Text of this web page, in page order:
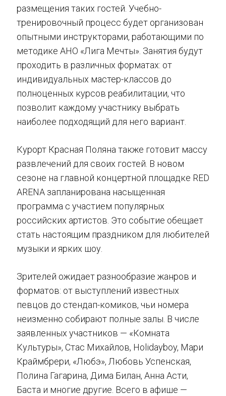
размещения таких гостей. Учебно-
тренировочный процесс будет организован
опытными инструкторами, работающими по
методике АНО «Лига Мечты». Занятия будут
проходить в различных форматах: от
индивидуальных мастер-классов до
полноценных курсов реабилитации, что
позволит каждому участнику выбрать
наиболее подходящий для него вариант.
Курорт Красная Поляна также готовит массу
развлечений для своих гостей. В новом
сезоне на главной концертной площадке RED
ARENA запланирована насыщенная
программа с участием популярных
российских артистов. Это событие обещает
стать настоящим праздником для любителей
музыки и ярких шоу.
Зрителей ожидает разнообразие жанров и
форматов: от выступлений известных
певцов до стендап-комиков, чьи номера
неизменно собирают полные залы. В числе
заявленных участников — «Комната
Культуры», Стас Михайлов, Holidayboy, Мари
Краймбрери, «Любэ», Любовь Успенская,
Полина Гагарина, Дима Билан, Анна Асти,
Баста и многие другие. Всего в афише —